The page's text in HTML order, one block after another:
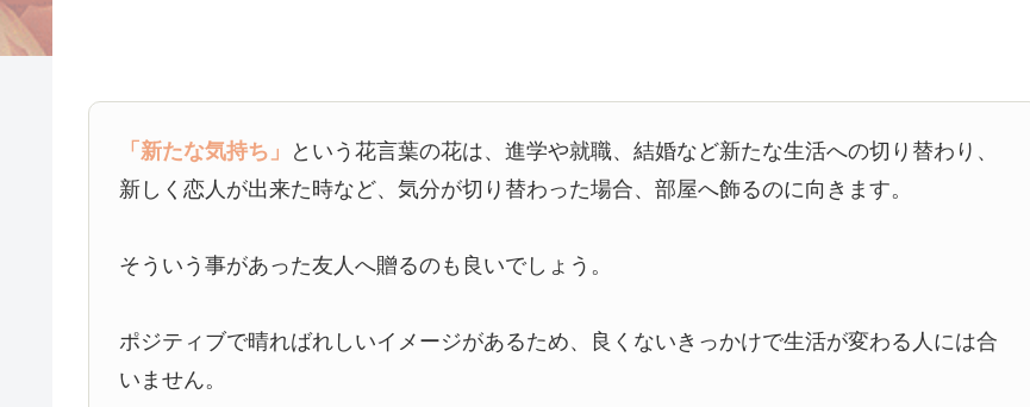
「新たな気持ち」
という花言葉の花は、進学や就職、結婚など新たな生活への切り替わり、
新しく恋人が出来た時など、気分が切り替わった場合、部屋へ飾るのに向きます。
そういう事があった友人へ贈るのも良いでしょう。
ポジティブで晴ればれしいイメージがあるため、良くないきっかけで生活が変わる人には合
いません。